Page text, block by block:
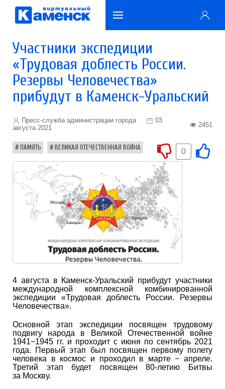
Участники экспедиции
«Трудовая доблесть России.
Резервы Человечества»
прибудут в Каменск-Уральский
Пресс-служба администрации города
03
августа 2021
2451
ПАМЯТЬ ВЕЛИКАЯ ОТЕЧЕСТВЕННАЯ ВОЙНА 0
4 августа в Каменск-Уральский прибудут участники
международной комплексной комбинированной
экспедиции «Трудовая доблесть России. Резервы
Человечества».
Основной этап экспедиции посвящен трудовому
подвигу народа в Великой Отечественной войне
1941−1945 гг. и проходит с июня по сентябрь 2021
года. Первый этап был посвящен первому полету
человека в космос и проходил в марте − апреле.
Третий этап будет посвящен 80-летию Битвы
за Москву.